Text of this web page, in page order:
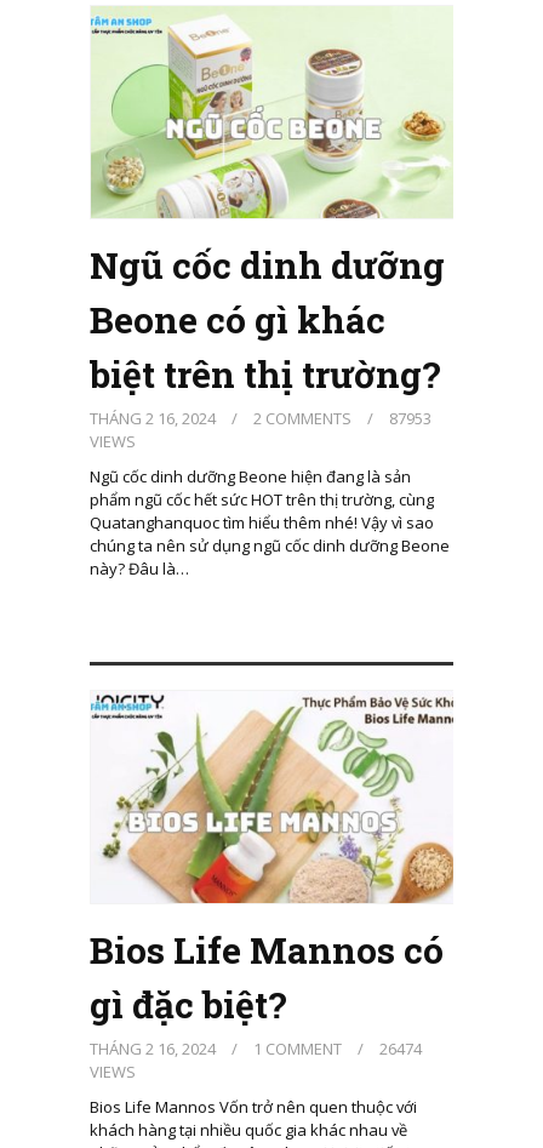
Ngũ cốc dinh dưỡng
Beone có gì khác
biệt trên thị trường?
THÁNG 2 16, 2024 / 2 COMMENTS /
87953
VIEWS
Ngũ cốc dinh dưỡng Beone hiện đang là sản
phẩm ngũ cốc hết sức HOT trên thị trường, cùng
Quatanghanquoc tìm hiểu thêm nhé! Vậy vì sao
chúng ta nên sử dụng ngũ cốc dinh dưỡng Beone
này? Đâu là…
Bios Life Mannos có
gì đặc biệt?
THÁNG 2 16, 2024 / 1 COMMENT /
26474
VIEWS
Bios Life Mannos Vốn trở nên quen thuộc với
khách hàng tại nhiều quốc gia khác nhau về